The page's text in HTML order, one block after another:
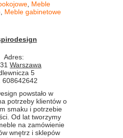
Meble
, Meble gabinetowe
Adres:
Warszawa
5
608642642
powstało w
potrzeby klientów o
smaku i potrzebie
Od lat tworzymy
na zamówienie
wnętrz i sklepów